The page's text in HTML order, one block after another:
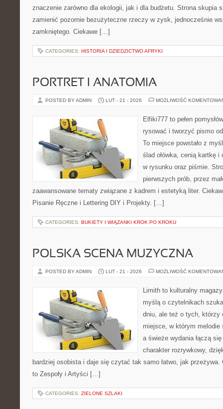
znaczenie zarówno dla ekologii, jak i dla budżetu. Strona skupia
zamienić pozornie bezużyteczne rzeczy w zysk, jednocześnie
zamkniętego. Ciekawe […]
CATEGORIES: HISTORIA I DZIEDZICTWO AFRYKI
PORTRET I ANATOMIA
POSTED BY ADMIN LUT - 21 - 2026 MOŻLIWOŚĆ
Elfiki777 to pełen
rysować i tworzyć pismo
To miejsce powstało z
ślad ołówka, cenią kartkę i
w rysunku oraz piśmie.
pierwszych prób, przez
zaawansowane tematy związane z kadrem i estetyką liter.
Pisanie Ręczne i Lettering DIY i Projekty. […]
CATEGORIES: BUKIETY I WIĄZANKI KROK PO KROKU
POLSKA SCENA MUZYCZNA
POSTED BY ADMIN LUT - 21 - 2026 MOŻLIWOŚĆ
Limith to kulturalny
myślą o czytelnikach
dniu, ale też o tych, którzy
miejsce, w którym
a świeże wydania łączą
charakter rozrywkowy,
bardziej osobista i daje się czytać tak samo łatwo, jak przeżywa.
to Zespoły i Artyści […]
CATEGORIES: ZIELONE SZLAKI